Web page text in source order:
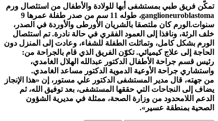
تمكّن فريق طبي بمستشفى أبها للولادة والأطفال من استئصال ورم
ganglioneuroblastoma، طوله 11 سم من صدر طفلة عمرها 9
سنوات.الورم كان ملتصقا بالشريان الأورطى والأوردة في الصدر،
خلف الرئة، ونافذا إلى العمود الفقري في حالة نادرة. تم استئصال
الورم بشكل كامل، وتماثلت الطفلة للشفاء، وعادت إلى المنزل دون
الحاجة إلى علاج كيميائي. تكوّن الفريق الذي قام بالجراحة من:
رئيس قسم جراحة الأطفال الدكتور عبدالله الهلال الغامدي،
واستشاري جراحة الأوعية الدموية الدكتور مساعد الغامدي.
من جهته، قال مدير المستشفى الدكتور علي مستور، إن «هذا الإنجاز
يضاف إلى النجاحات التي حققها المستشفى، بعد توفيق الله، ثم
الدعم اللامحدود من وزارة الصحة، ممثلة في مديرية الشؤون
الصحية بمنطقة عسير».